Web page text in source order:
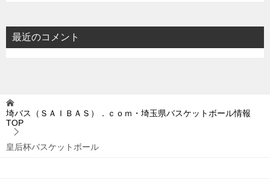
最近のコメント
埼バス（ＳＡＩＢＡＳ）．ｃｏｍ・埼玉県バスケットボール情報
TOP
皇后杯バスケットボール